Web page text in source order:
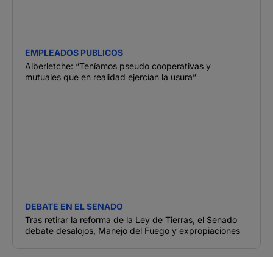
EMPLEADOS PUBLICOS
Alberletche: “Teníamos pseudo cooperativas y
mutuales que en realidad ejercían la usura”
DEBATE EN EL SENADO
Tras retirar la reforma de la Ley de Tierras, el Senado
debate desalojos, Manejo del Fuego y expropiaciones